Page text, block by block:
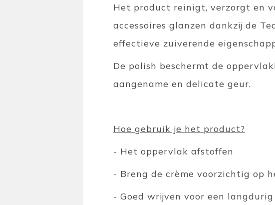
Het product reinigt, verzorgt en
accessoires glanzen dankzij de
effectieve zuiverende
De polish beschermt de
aangename en delicate geur.
Hoe gebruik je het product?
- Het oppervlak afstoffen
- Breng de crème voorzichtig op
- Goed wrijven voor een